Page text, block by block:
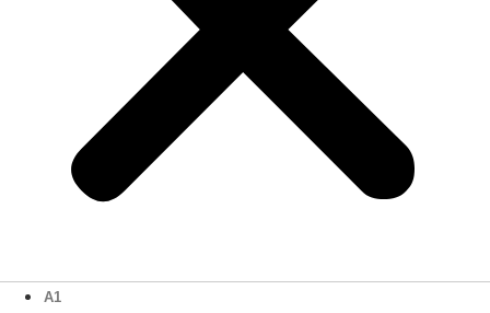
A1